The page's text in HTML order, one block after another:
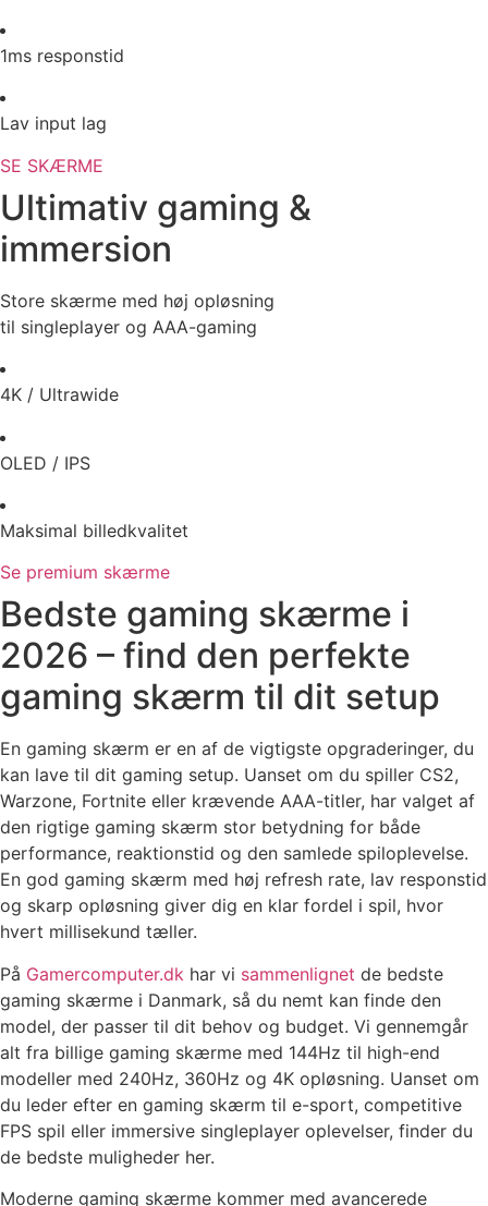
1ms responstid
Lav input lag
SE SKÆRME
Ultimativ gaming &
immersion
Store skærme med høj opløsning
til singleplayer og AAA-gaming
4K / Ultrawide
OLED / IPS
Maksimal billedkvalitet
Se premium skærme
Bedste gaming skærme i
2026 – find den perfekte
gaming skærm til dit setup
En gaming skærm er en af de vigtigste opgraderinger, du
kan lave til dit gaming setup. Uanset om du spiller CS2,
Warzone, Fortnite eller krævende AAA-titler, har valget af
den rigtige gaming skærm stor betydning for både
performance, reaktionstid og den samlede spiloplevelse.
En god gaming skærm med høj refresh rate, lav responstid
og skarp opløsning giver dig en klar fordel i spil, hvor
hvert millisekund tæller.
På Gamercomputer.dk har vi sammenlignet de bedste
gaming skærme i Danmark, så du nemt kan finde den
model, der passer til dit behov og budget. Vi gennemgår
alt fra billige gaming skærme med 144Hz til high-end
modeller med 240Hz, 360Hz og 4K opløsning. Uanset om
du leder efter en gaming skærm til e-sport, competitive
FPS spil eller immersive singleplayer oplevelser, finder du
de bedste muligheder her.
Moderne gaming skærme kommer med avancerede